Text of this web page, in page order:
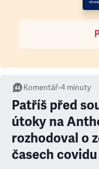
Komentář•4 minuty
Patříš před
útoky na
rozhodoval o
časech covidu